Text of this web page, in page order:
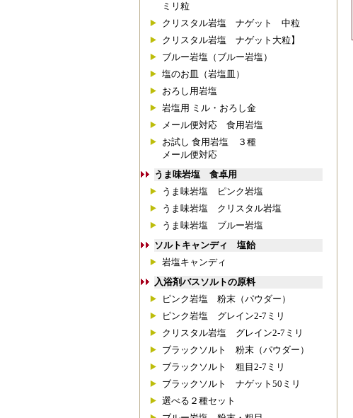
ミリ粒
クリスタル岩塩 ナゲット 中粒
クリスタル岩塩 ナゲット大粒】
ブルー岩塩（ブルー岩塩）
塩のお皿（岩塩皿）
おろし用岩塩
岩塩用 ミル・おろし金
メール便対応 食用岩塩
お試し 食用岩塩 ３種
メール便対応
うま味岩塩 食卓用
うま味岩塩 ピンク岩塩
うま味岩塩 クリスタル岩塩
うま味岩塩 ブルー岩塩
ソルトキャンディ 塩飴
岩塩キャンディ
入浴剤バスソルトの原料
ピンク岩塩 粉末（パウダー）
ピンク岩塩 グレイン2-7ミリ
クリスタル岩塩 グレイン2-7ミリ
ブラックソルト 粉末（パウダー）
ブラックソルト 粗目2-7ミリ
ブラックソルト ナゲット50ミリ
選べる２種セット